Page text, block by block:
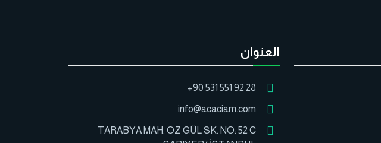
العنوان
+90 531 551 92 28
info@acaciam.com
TARABYA MAH. ÖZ GÜL SK. NO: 52 C